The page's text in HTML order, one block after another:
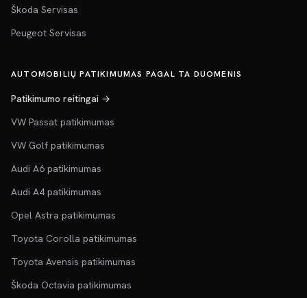
Škoda Servisas
Peugeot Servisas
AUTOMOBILIŲ PATIKIMUMAS PAGAL TA DUOMENIS
Patikimumo reitingai →
VW Passat patikimumas
VW Golf patikimumas
Audi A6 patikimumas
Audi A4 patikimumas
Opel Astra patikimumas
Toyota Corolla patikimumas
Toyota Avensis patikimumas
Škoda Octavia patikimumas